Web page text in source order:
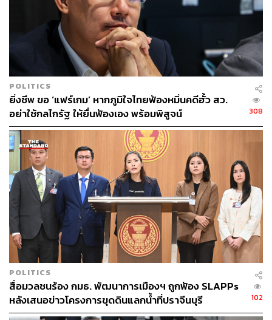
POLITICS
ยิ่งชีพ ขอ ‘แฟร์เกม’ หากภูมิใจไทยฟ้องหมิ่นคดีฮั้ว สว.
อย่าใช้กลไกรัฐ ให้ยื่นฟ้องเอง พร้อมพิสูจน์
308
POLITICS
สื่อมวลชนร้อง กมธ. พัฒนาการเมืองฯ ถูกฟ้อง SLAPPs
หลังเสนอข่าวโครงการขุดดินแลกน้ำที่ปราจีนบุรี
102